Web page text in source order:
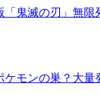
「鬼滅の刃」無
ケモンの巣？大